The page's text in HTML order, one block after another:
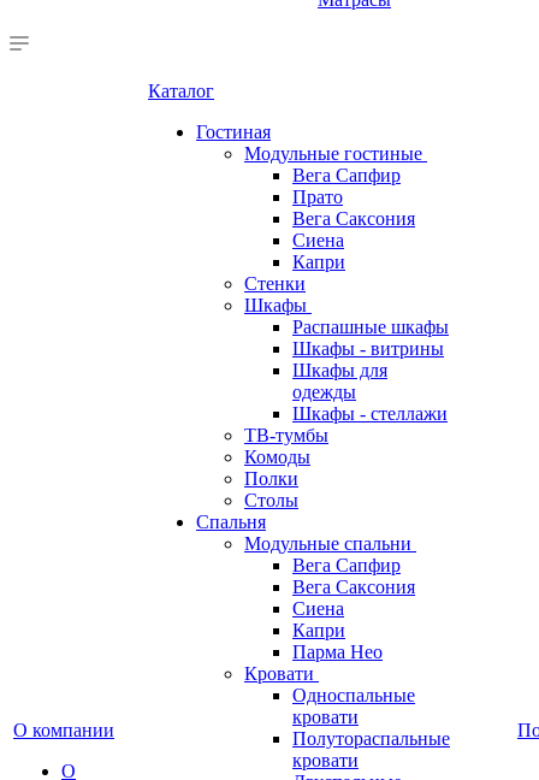
О компании
О
Каталог
Гостиная
Модульные гостиные
Вега Сапфир
Прато
Вега Саксония
Сиена
Капри
Стенки
Шкафы
Распашные шкафы
Шкафы - витрины
Шкафы для
одежды
Шкафы - стеллажи
ТВ-тумбы
Комоды
Полки
Столы
Спальня
Модульные спальни
Вега Сапфир
Вега Саксония
Сиена
Капри
Парма Нео
Кровати
Односпальные
кровати
Полутораспальные
кровати